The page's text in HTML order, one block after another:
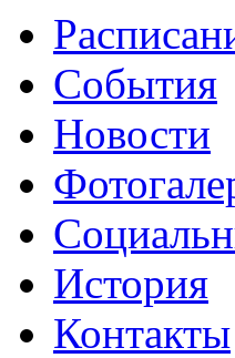
События
Новости
История
Контакты